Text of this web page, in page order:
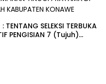
TENTANG SELEKSI TERBUKA
PENGISIAN 7 (Tujuh)